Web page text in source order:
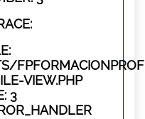
VIEW.PHP
3